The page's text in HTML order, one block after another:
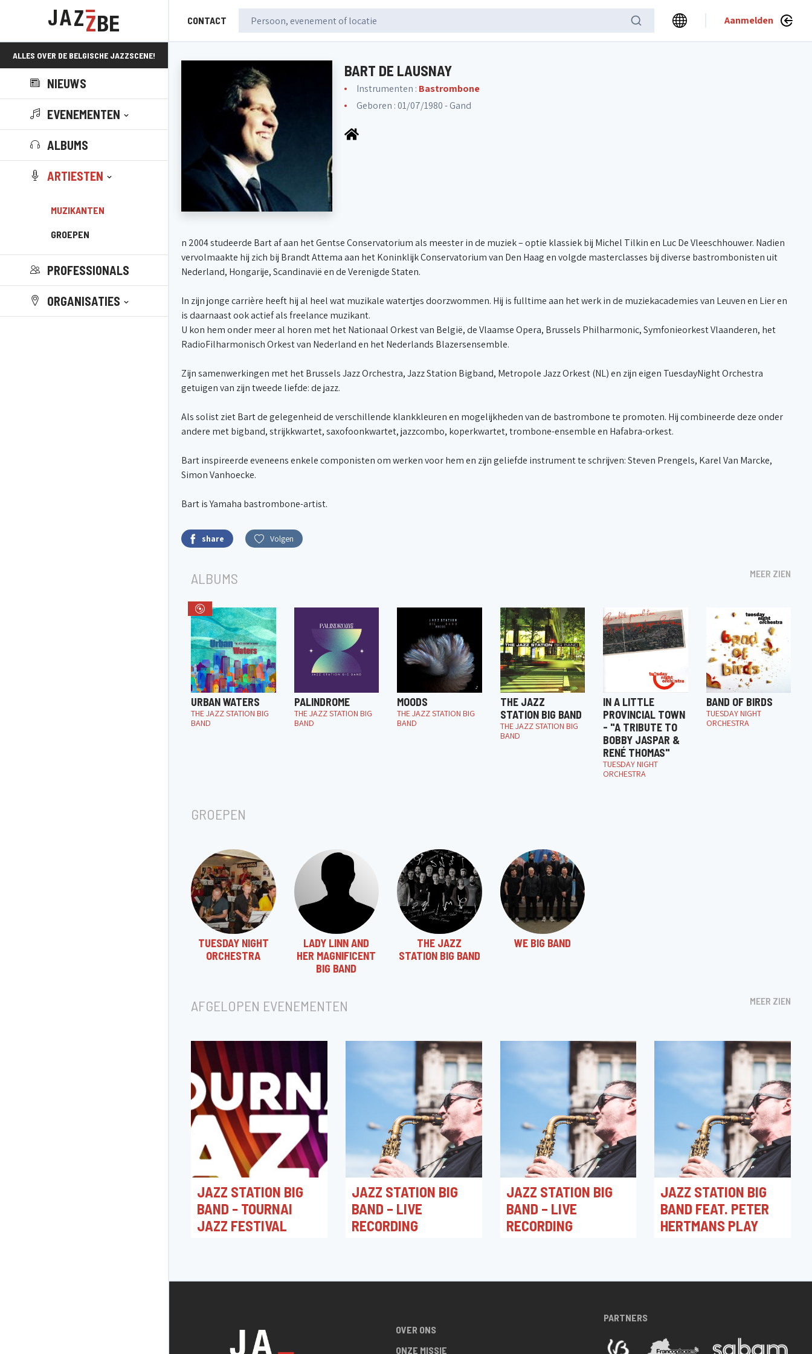
CONTACT Aanmelden
ALLES OVER DE BELGISCHE JAZZSCENE!
NIEUWS
EVENEMENTEN
ALBUMS
ARTIESTEN
MUZIKANTEN
GROEPEN
PROFESSIONALS
ORGANISATIES
BART DE LAUSNAY
Instrumenten : Bastrombone
Geboren : 01/07/1980 - Gand
n 2004 studeerde Bart af aan het Gentse Conservatorium als meester in de muziek – optie klassiek bij Michel Tilkin en Luc De Vleeschhouwer. Nadien
vervolmaakte hij zich bij Brandt Attema aan het Koninklijk Conservatorium van Den Haag en volgde masterclasses bij diverse bastrombonisten uit
Nederland, Hongarije, Scandinavië en de Verenigde Staten.
​ In zijn jonge carrière heeft hij al heel wat muzikale watertjes doorzwommen. Hij is fulltime aan het werk in de muziekacademies van Leuven en Lier en
is daarnaast ook actief als freelance muzikant.
U kon hem onder meer al horen met het Nationaal Orkest van België, de Vlaamse Opera, Brussels Philharmonic, Symfonieorkest Vlaanderen, het
RadioFilharmonisch Orkest van Nederland en het Nederlands Blazersensemble.
​ Zijn samenwerkingen met het Brussels Jazz Orchestra, Jazz Station Bigband, Metropole Jazz Orkest (NL) en zijn eigen TuesdayNight Orchestra
getuigen van zijn tweede liefde: de jazz.
​ Als solist ziet Bart de gelegenheid de verschillende klankkleuren en mogelijkheden van de bastrombone te promoten. Hij combineerde deze onder
andere met bigband, strijkkwartet, saxofoonkwartet, jazzcombo, koperkwartet, trombone-ensemble en Hafabra-orkest.
​ Bart inspireerde eveneens enkele componisten om werken voor hem en zijn geliefde instrument te schrijven: Steven Prengels, Karel Van Marcke,
Simon Vanhoecke.
​ Bart is Yamaha bastrombone-artist.
share Volgen
ALBUMS MEER ZIEN
URBAN WATERS
THE JAZZ STATION BIG
BAND
PALINDROME
THE JAZZ STATION BIG
BAND
MOODS
THE JAZZ STATION BIG
BAND
THE JAZZ
STATION BIG BAND
THE JAZZ STATION BIG
BAND
IN A LITTLE
PROVINCIAL TOWN
- "A TRIBUTE TO
BOBBY JASPAR &
RENÉ THOMAS"
TUESDAY NIGHT
ORCHESTRA
BAND OF BIRDS
TUESDAY NIGHT
ORCHESTRA
GROEPEN
TUESDAY NIGHT
ORCHESTRA
LADY LINN AND
HER MAGNIFICENT
BIG BAND
THE JAZZ
STATION BIG BAND
WE BIG BAND
AFGELOPEN EVENEMENTEN MEER ZIEN
JAZZ STATION BIG
BAND - TOURNAI
JAZZ FESTIVAL
JAZZ STATION BIG
BAND – LIVE
RECORDING
JAZZ STATION BIG
BAND – LIVE
RECORDING
JAZZ STATION BIG
BAND FEAT. PETER
HERTMANS PLAY
OVER ONS
ONZE MISSIE
PARTNERS